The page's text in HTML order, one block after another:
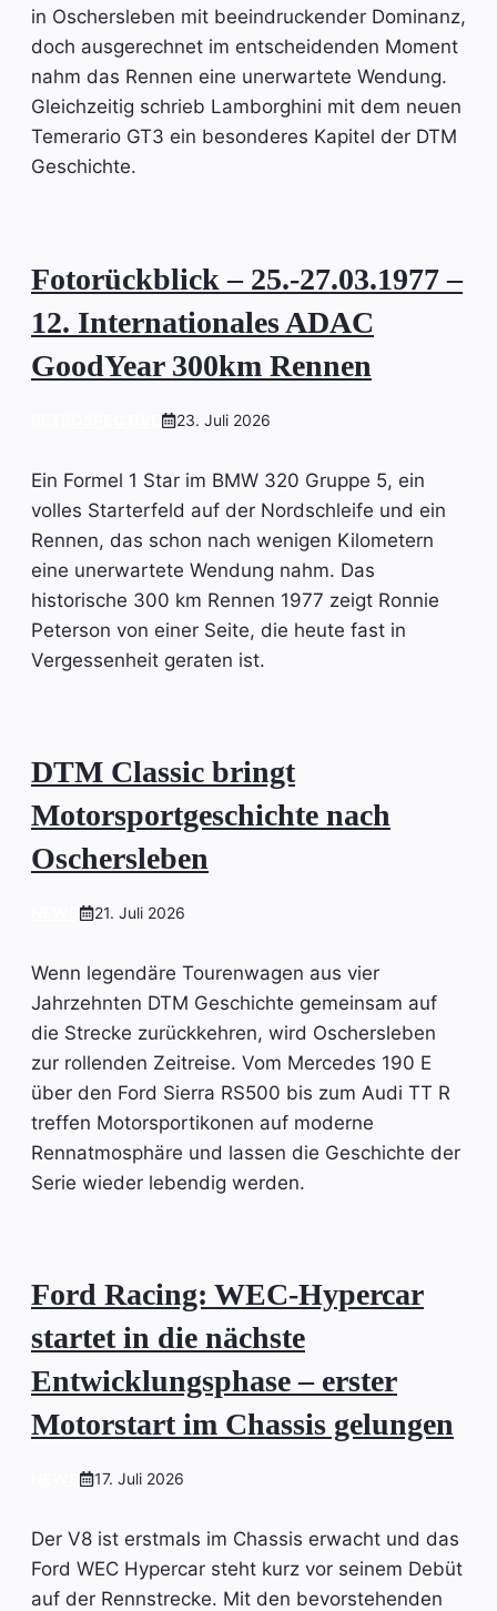
in Oschersleben mit beeindruckender Dominanz,
doch ausgerechnet im entscheidenden Moment
nahm das Rennen eine unerwartete Wendung.
Gleichzeitig schrieb Lamborghini mit dem neuen
Temerario GT3 ein besonderes Kapitel der DTM
Geschichte.
Fotorückblick – 25.-27.03.1977 –
12. Internationales ADAC
GoodYear 300km Rennen
23. Juli 2026
Ein Formel 1 Star im BMW 320 Gruppe 5, ein
volles Starterfeld auf der Nordschleife und ein
Rennen, das schon nach wenigen Kilometern
eine unerwartete Wendung nahm. Das
historische 300 km Rennen 1977 zeigt Ronnie
Peterson von einer Seite, die heute fast in
Vergessenheit geraten ist.
DTM Classic bringt
Motorsportgeschichte nach
Oschersleben
21. Juli 2026
Wenn legendäre Tourenwagen aus vier
Jahrzehnten DTM Geschichte gemeinsam auf
die Strecke zurückkehren, wird Oschersleben
zur rollenden Zeitreise. Vom Mercedes 190 E
über den Ford Sierra RS500 bis zum Audi TT R
treffen Motorsportikonen auf moderne
Rennatmosphäre und lassen die Geschichte der
Serie wieder lebendig werden.
Ford Racing: WEC-Hypercar
startet in die nächste
Entwicklungsphase – erster
Motorstart im Chassis gelungen
17. Juli 2026
Der V8 ist erstmals im Chassis erwacht und das
Ford WEC Hypercar steht kurz vor seinem Debüt
auf der Rennstrecke. Mit den bevorstehenden